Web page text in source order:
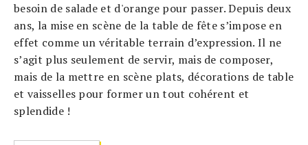
besoin de salade et d'orange pour passer. Depuis deux
ans, la mise en scène de la table de fête s’impose en
effet comme un véritable terrain d’expression. Il ne
s’agit plus seulement de servir, mais de composer,
mais de la mettre en scène plats, décorations de table
et vaisselles pour former un tout cohérent et
splendide !